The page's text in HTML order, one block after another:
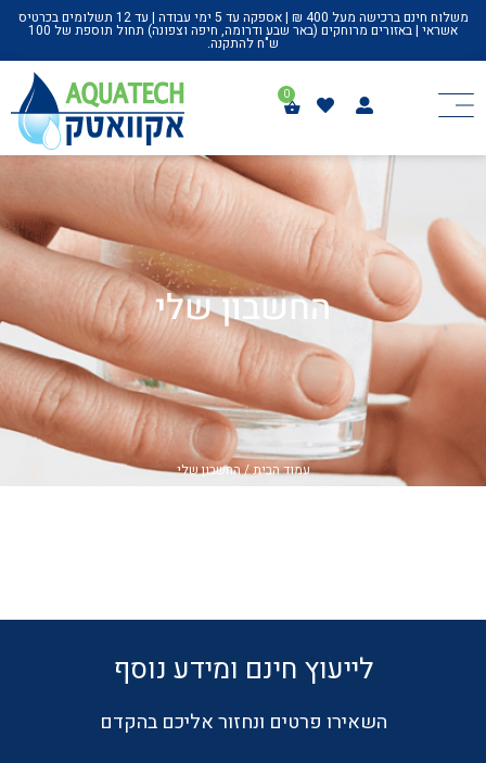
משלוח חינם ברכישה מעל 400 ₪ | אספקה עד 5 ימי עבודה | עד 12 תשלומים בכרטיס
אשראי | באזורים מרוחקים (באר שבע ודרומה, חיפה וצפונה) תחול תוספת של 100
ש"ח להתקנה.
החשבון שלי
עמוד הבית/ החשבון שלי
לייעוץ חינם ומידע נוסף
השאירו פרטים ונחזור אליכם בהקדם